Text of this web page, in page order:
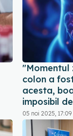
"Momentul
colon a
acesta,
imposibil
05 noi 2025, 17:09